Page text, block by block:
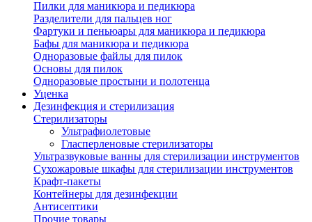
Пилки для маникюра и педикюра
Разделители для пальцев ног
Фартуки и пеньюары для маникюра и педикюра
Бафы для маникюра и педикюра
Одноразовые файлы для пилок
Основы для пилок
Одноразовые простыни и полотенца
Уценка
Дезинфекция и стерилизация
Стерилизаторы
Ультрафиолетовые
Гласперленовые стерилизаторы
Ультразвуковые ванны для стерилизации инструментов
Сухожаровые шкафы для стерилизации инструментов
Крафт-пакеты
Контейнеры для дезинфекции
Антисептики
Прочие товары